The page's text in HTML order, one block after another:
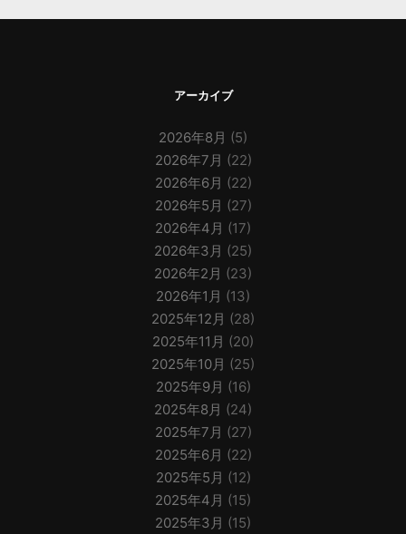
アーカイブ
2026年8月 (5)
2026年7月 (22)
2026年6月 (22)
2026年5月 (27)
2026年4月 (17)
2026年3月 (25)
2026年2月 (23)
2026年1月 (13)
2025年12月 (28)
2025年11月 (20)
2025年10月 (25)
2025年9月 (16)
2025年8月 (24)
2025年7月 (27)
2025年6月 (22)
2025年5月 (12)
2025年4月 (15)
2025年3月 (15)